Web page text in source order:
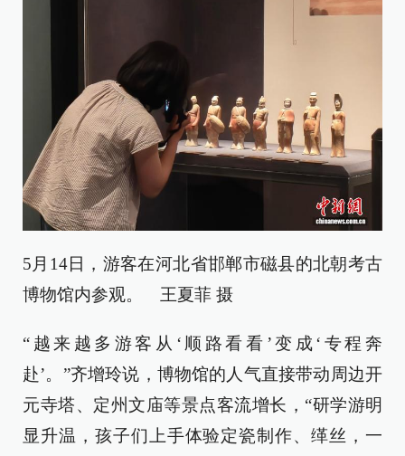
5月14日，游客在河北省邯郸市磁县的北朝考古
博物馆内参观。 王夏菲 摄
“越来越多游客从‘顺路看看’变成‘专程奔
赴’。”齐增玲说，博物馆的人气直接带动周边开
元寺塔、定州文庙等景点客流增长，“研学游明
显升温，孩子们上手体验定瓷制作、缂丝，一